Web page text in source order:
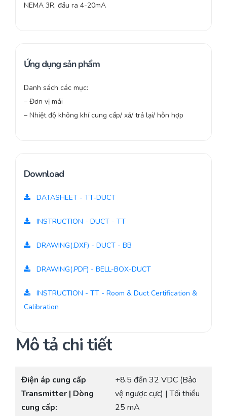
NEMA 3R, đầu ra 4-20mA
Ứng dụng sản phẩm
Danh sách các mục:
– Đơn vị mái
– Nhiệt độ không khí cung cấp/ xả/ trả lại/ hỗn hợp
Download
DATASHEET - TT-DUCT
INSTRUCTION - DUCT - TT
DRAWING(.DXF) - DUCT - BB
DRAWING(.PDF) - BELL-BOX-DUCT
INSTRUCTION - TT - Room & Duct Certification &
Calibration
Mô tả chi tiết
Điện áp cung cấp
Transmitter | Dòng
cung cấp:
+8.5 đến 32 VDC (Bảo
vệ ngược cực) | Tối thiểu
25 mA